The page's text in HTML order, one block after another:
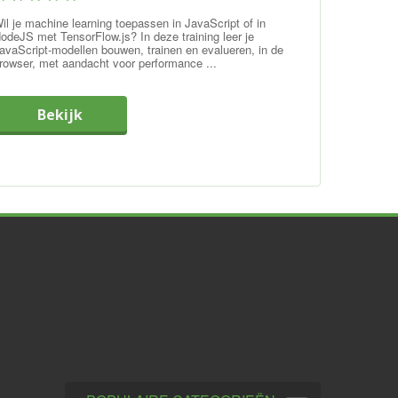
je machine learning toepassen in JavaScript of in
met TensorFlow.js? In deze training leer je
modellen bouwen, trainen en evalueren, in de
met aandacht voor performance ...
Bekijk